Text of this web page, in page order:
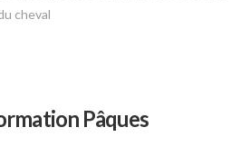
cheval
Pâques